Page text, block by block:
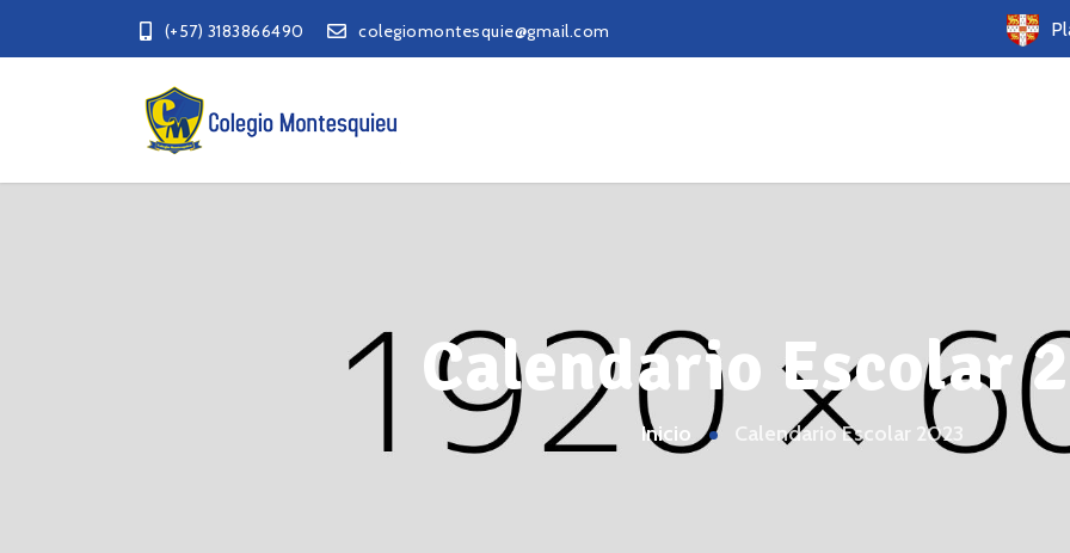
(+57) 3183866490 colegiomontesquie@gmail.com
Calendario Escolar
Inicio Calendario Escolar 2023